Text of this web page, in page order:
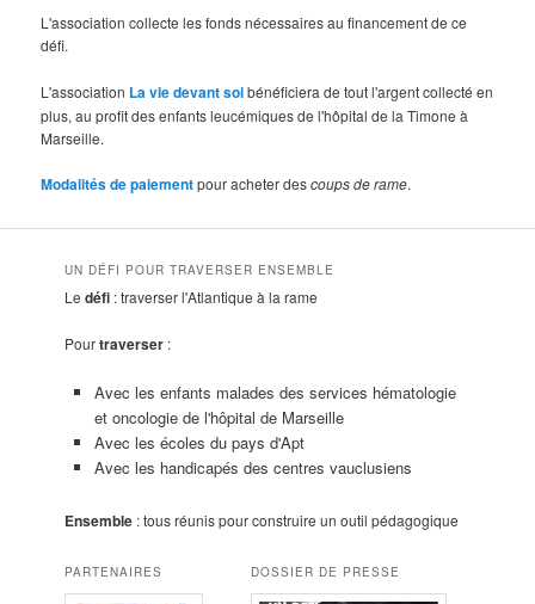
L'association collecte les fonds nécessaires au financement de ce
défi.
L'association La vie devant soibénéficiera de tout l'argent collecté en
plus, au profit des enfants leucémiques de l'hôpital de la Timone à
Marseille.
Modalités de paiementpour acheter descoups de rame.
UN DÉFI POUR TRAVERSER ENSEMBLE
Ledéfi : traverser l'Atlantique à la rame
Pourtraverser :
Avec les enfants malades des services hématologie
et oncologie de l'hôpital de Marseille
Avec les écoles du pays d'Apt
Avec les handicapés des centres vauclusiens
Ensemble : tous réunis pour construire un outil pédagogique
PARTENAIRES DOSSIER DE PRESSE